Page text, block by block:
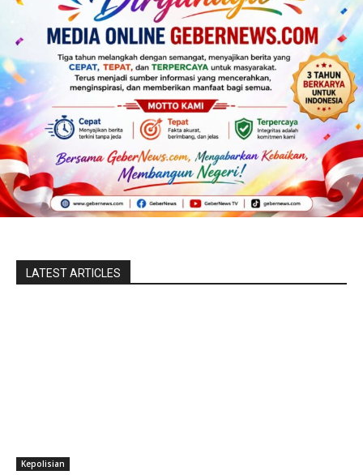
LATEST ARTICLES
Kepolisian